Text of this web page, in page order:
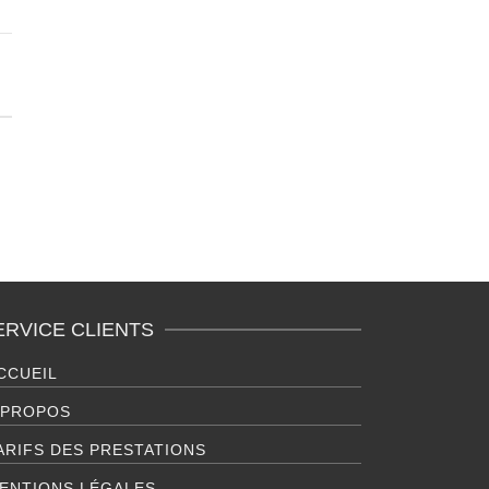
CLIENTS
DES PRESTATIONS